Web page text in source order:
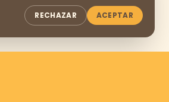
RECHAZAR ACEPTAR